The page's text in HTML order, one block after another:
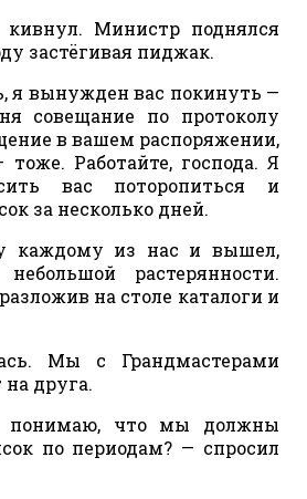
Министр поднялся
застёгивая пиджак.
я вынужден вас покинуть —
совещание по протоколу
в вашем распоряжении,
Работайте, господа. Я
вас поторопиться и
за несколько дней.
каждому из нас и вышел,
растерянности.
на столе каталоги и
Мы с Грандмастерами
друга.
что мы должны
по периодам? — спросил